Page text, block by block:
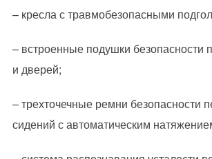
– кресла с травмобезопасными
– встроенные подушки безопасности
и дверей;
– трехточечные ремни безопасности
сидений с автоматическим